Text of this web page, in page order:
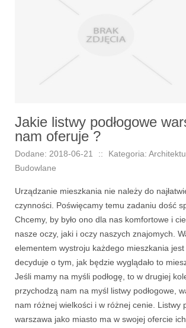
Jakie listwy podłogowe
nam oferuje ?
Dodane: 2018-06-21 ::
Kategoria:
Budowlane
Urządzanie mieszkania nie należy do
czynności. Poświęcamy temu zadaniu dość
Chcemy, by było ono dla nas komfortowe i
nasze oczy, jaki i oczy naszych znajomych.
elementem wystroju każdego mieszkania jest
decyduje o tym, jak będzie wyglądało to
Jeśli mamy na myśli podłogę, to w drugiej
przychodzą nam na myśl listwy podłogowe,
nam różnej wielkości i w różnej cenie. Listwy
warszawa jako miasto ma w swojej ofercie